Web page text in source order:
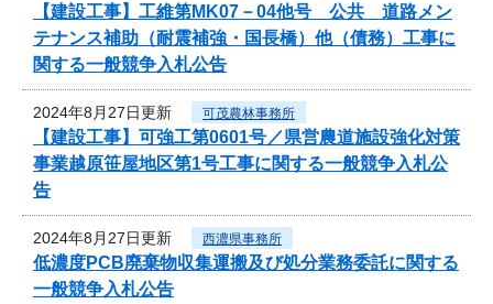
【建設工事】工維第MK07－04他号 公共 道路メン
テナンス補助（耐震補強・国長橋）他（債務）工事に
関する一般競争入札公告
2024年8月27日更新 可茂農林事務所
【建設工事】可強工第0601号／県営農道施設強化対策
事業越原笹屋地区第1号工事に関する一般競争入札公
告
2024年8月27日更新 西濃県事務所
低濃度PCB廃棄物収集運搬及び処分業務委託に関する
一般競争入札公告